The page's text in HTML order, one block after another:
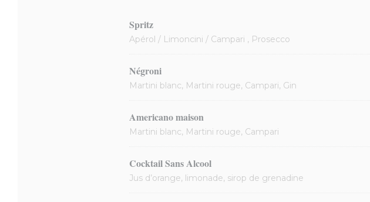
Spritz
Apérol / Limoncini / Campari , Prosecco
Négroni
Martini blanc, Martini rouge, Campari, Gin
Americano maison
Martini blanc, Martini rouge, Campari
Cocktail Sans Alcool
Jus d’orange, limonade, sirop de grenadine